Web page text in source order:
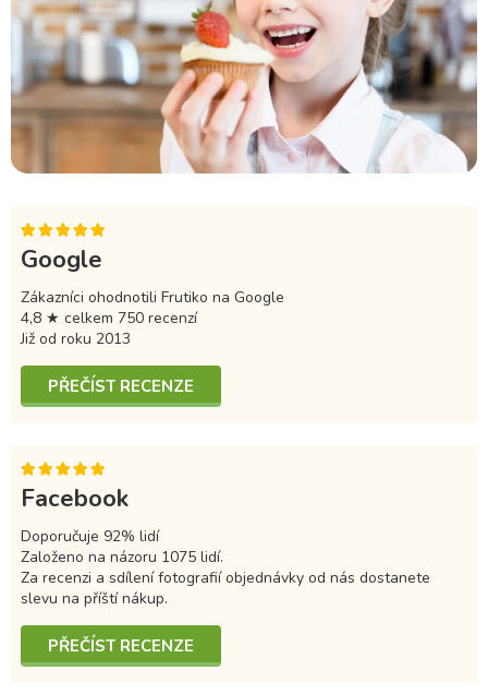
Google
Zákazníci ohodnotili Frutiko na Google
4,8 ★ celkem 750 recenzí
Již od roku 2013
PŘEČÍST RECENZE
Facebook
Doporučuje 92% lidí
Založeno na názoru 1075 lidí.
Za recenzi a sdílení fotografií objednávky od nás dostanete
slevu na příští nákup.
PŘEČÍST RECENZE